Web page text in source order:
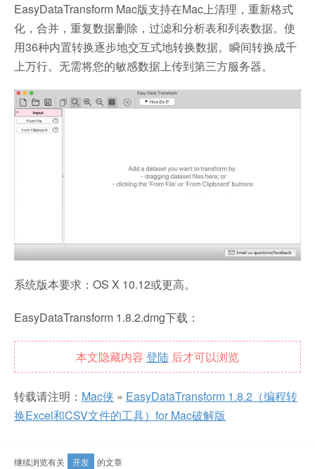
EasyDataTransform Mac版支持在Mac上清理，重新格式
化，合并，重复数据删除，过滤和分析表和列表数据。使
用36种内置转换逐步地交互式地转换数据。瞬间转换成千
上万行。无需将您的敏感数据上传到第三方服务器。
系统版本要求：OS X 10.12或更高。
EasyDataTransform 1.8.2.dmg下载：
本文隐藏内容 登陆 后才可以浏览
转载请注明： Mac侠 » EasyDataTransform 1.8.2（编程转
换Excel和CSV文件的工具）for Mac破解版
继续浏览有关 开发 的文章